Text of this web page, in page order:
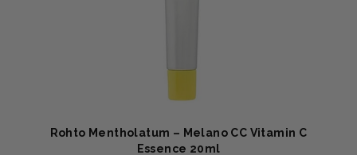
Rohto Mentholatum – Melano CC Vitamin C
Essence 20ml